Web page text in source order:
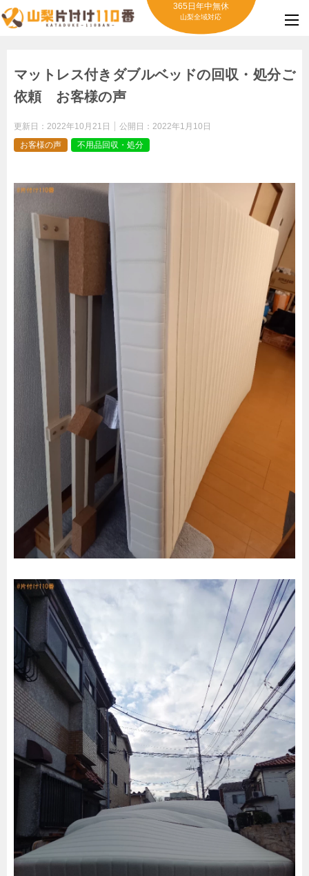
365日年中無休
山梨全域対応
マットレス付きダブルベッドの回収・処分ご
依頼 お客様の声
更新日： 2022年10月21日 公開日： 2022年1月10日
お客様の声
不用品回収・処分